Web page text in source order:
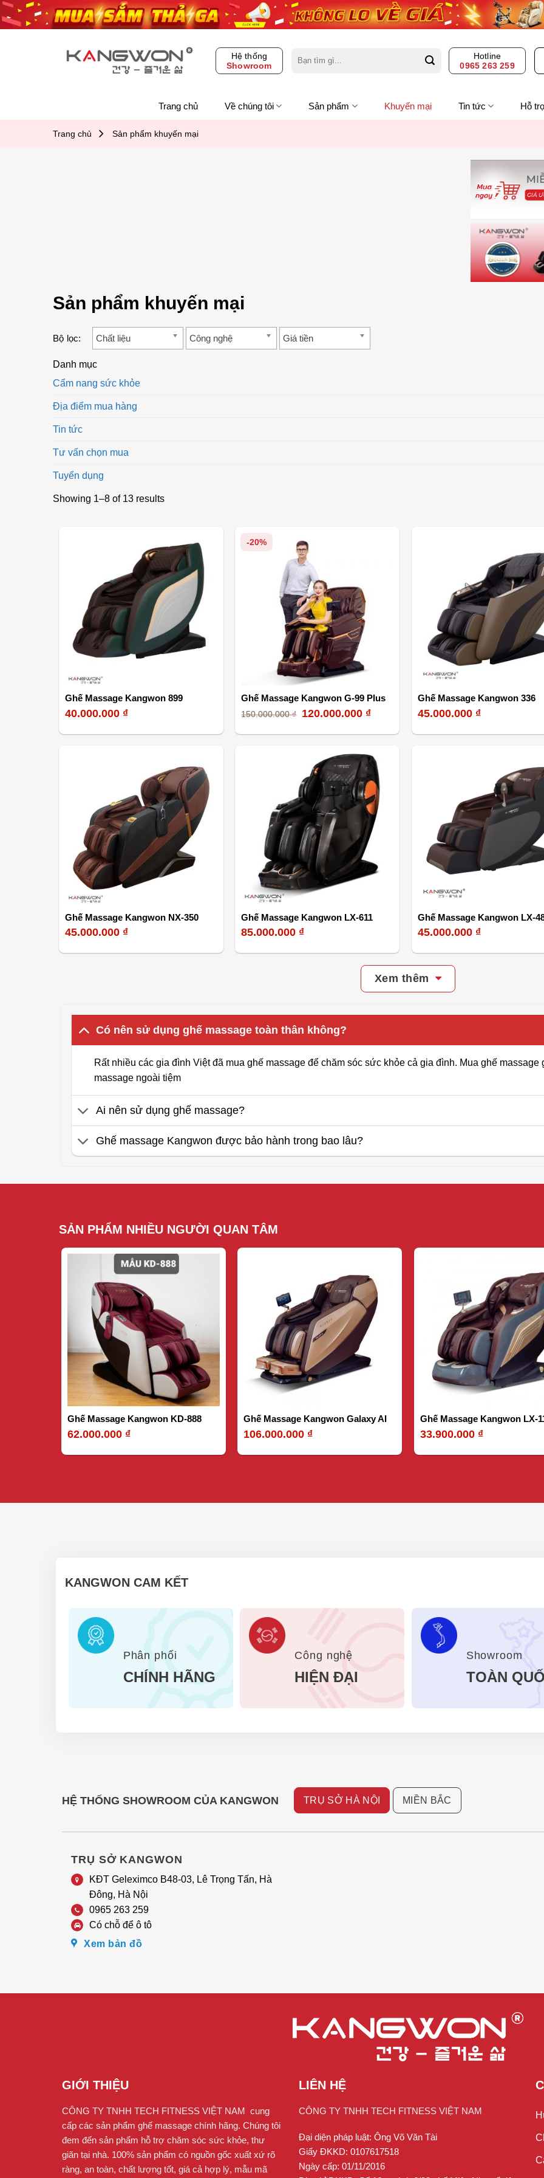
Skip
to
Hệ thống
Showroom
for:
Hotline
0965 263 259
Trang chủ Về chúng tôi Sản phẩm Khuyến mại Tin tức Hỗ
Trang chủ Sản phẩm khuyến mại
Sản phẩm khuyến mại
Chất liệu Công nghệ Giá tiền
Danh mục
Cẩm nang sức khỏe
Địa điểm mua hàng
Tin tức
Tư vấn chọn mua
Tuyển dụng
Showing 1–8 of 13 results
Ghế Massage Kangwon 899
40.000.000 ₫
-20%
Ghế Massage Kangwon G-99 Plus
150.000.000₫ 120.000.000 ₫
Ghế Massage Kangwon 336
45.000.000 ₫
Ghế Massage Kangwon NX-350
45.000.000 ₫
Ghế Massage Kangwon LX-611
85.000.000 ₫
Ghế Massage Kangwon LX-
45.000.000 ₫
Xem thêm
Có nên sử dụng ghế massage toàn thân không?
Rất nhiều các gia đình Việt đã mua ghế massage để chăm sóc sức khỏe cả gia đình. Mua ghế
massage ngoài tiệm
Ai nên sử dụng ghế massage?
Ghế massage Kangwon được bảo hành trong bao lâu?
SẢN PHẨM NHIỀU NGƯỜI QUAN TÂM
Ghế Massage Kangwon KD-888
62.000.000 ₫
Ghế Massage Kangwon Galaxy AI
106.000.000 ₫
Ghế Massage Kangwon LX-
33.900.000 ₫
KANGWON CAM KẾT
Phân phối
CHÍNH HÃNG
Công nghệ
HIỆN ĐẠI
Showroom
TOÀN
TRỤ SỞ HÀ NỘI MIỀN BẮC
TRỤ SỞ KANGWON
KĐT Geleximco B48-03, Lê Trọng Tấn, Hà
Đông, Hà Nội
0965 263 259
Có chỗ để ô tô
Xem bản đồ
GIỚI THIỆU
CÔNG TY TNHH TECH FITNESS VIỆT NAM cung
cấp các sản phẩm ghế massage chính hãng. Chúng tôi
đem đến sản phẩm hỗ trợ chăm sóc sức khỏe, thư
giãn tại nhà. 100% sản phẩm có nguồn gốc xuất xứ rõ
ràng, an toàn, chất lượng tốt, giá cả hợp lý, mẫu mã
LIÊN HỆ
CÔNG TY TNHH TECH FITNESS VIỆT NAM
Đại diện pháp luật: Ông Võ Văn Tài
Giấy ĐKKD: 0107617518
Ngày cấp: 01/11/2016